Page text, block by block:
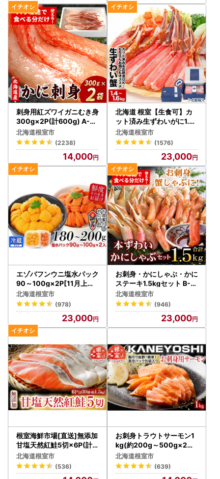
刺身用紅ズワイガニむき身
300g×2P(計600g) A-07
032
北海道根室市
(2238)
14,000
北海道 根室【生食可】カ
ット済み生ずわいがに1.4
～1.6kg(700～800g×2P
) B-48014
北海道根室市
(1576)
23,000
エゾバフンウニ塩水パック
90～100g×2P[11月上旬
以降発送] B-24015
北海道根室市
(978)
23,000
お刺身・かにしゃぶ・かに
ステーキ1.5kgセット B-0
7024
北海道根室市
(946)
23,000
根室海鮮市場[直送]無添加
甘塩天然紅鮭5切×6P(計3
0切、約1.5kg) A-28004
北海道根室市
(536)
お刺身トラウトサーモン1
kg(約200g～500g×2～
5本) A-09002
北海道根室市
(639)